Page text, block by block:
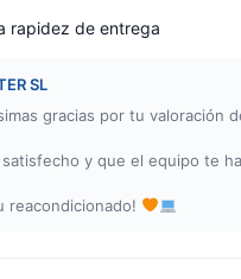
rapidez de entrega
SL
gracias por tu valoración
y que el equipo te
reacondicionado!